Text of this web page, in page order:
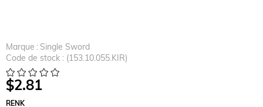
Marque : Single Sword
Code de stock
(153.10.055.KIR)
$2.81
RENK